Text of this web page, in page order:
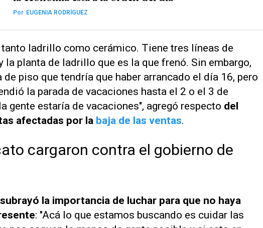
Por EUGENIA RODRÍGUEZ
tanto ladrillo como cerámico. Tiene tres líneas de
la planta de ladrillo que es la que frenó. Sin embargo,
de piso que tendría que haber arrancado el día 16, pero
la parada de vacaciones hasta el 2 o el 3 de
gente estaría de vacaciones", agregó respecto del
afectadas por la baja de las ventas.
cargaron contra el gobierno de
subrayó la importancia de luchar para que no haya
: "Acá lo que estamos buscando es cuidar las